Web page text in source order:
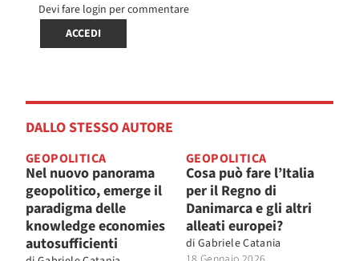
Devi fare login per commentare
ACCEDI
DALLO STESSO AUTORE
GEOPOLITICA
Nel nuovo panorama
geopolitico, emerge il
paradigma delle
knowledge economies
autosufficienti
GEOPOLITICA
Cosa può fare l’Italia
per il Regno di
Danimarca e gli altri
alleati europei?
di Gabriele Catania